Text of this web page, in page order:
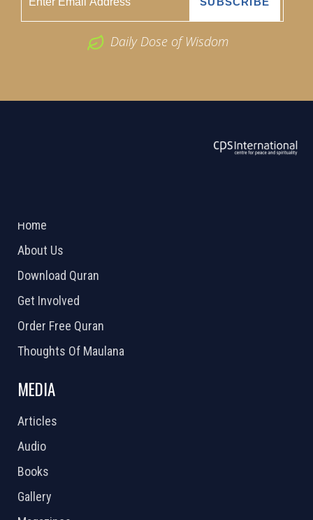
Daily Dose of Wisdom
Home
About Us
Download Quran
Get Involved
Order Free Quran
Thoughts Of Maulana
MEDIA
Articles
Audio
Books
Gallery